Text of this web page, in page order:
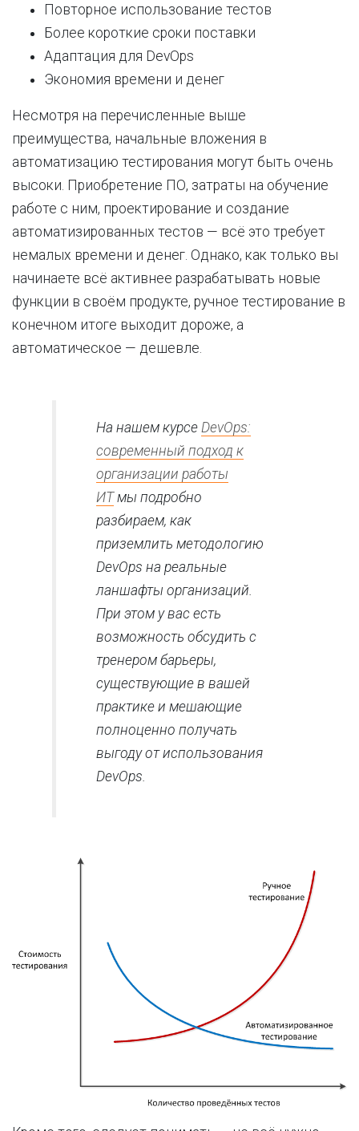
Повторное использование тестов
Более короткие сроки поставки
Адаптация для DevOps
Экономия времени и денег
Несмотря на перечисленные выше
преимущества, начальные вложения в
автоматизацию тестирования могут быть очень
высоки. Приобретение ПО, затраты на обучение
работе с ним, проектирование и создание
автоматизированных тестов — всё это требует
немалых времени и денег. Однако, как только вы
начинаете всё активнее разрабатывать новые
функции в своём продукте, ручное тестирование в
конечном итоге выходит дороже, а
автоматическое — дешевле.
На нашем курсе DevOps:
современный подход к
организации работы
ИТмы подробно
разбираем, как
приземлить методологию
DevOps на реальные
ланшафты организаций.
При этом у вас есть
возможность обсудить с
тренером барьеры,
существующие в вашей
практике и мешающие
полноценно получать
выгоду от использования
DevOps.